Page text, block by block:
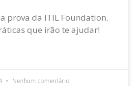
prova da ITIL Foundation.
que irão te ajudar!
Nenhum comentário